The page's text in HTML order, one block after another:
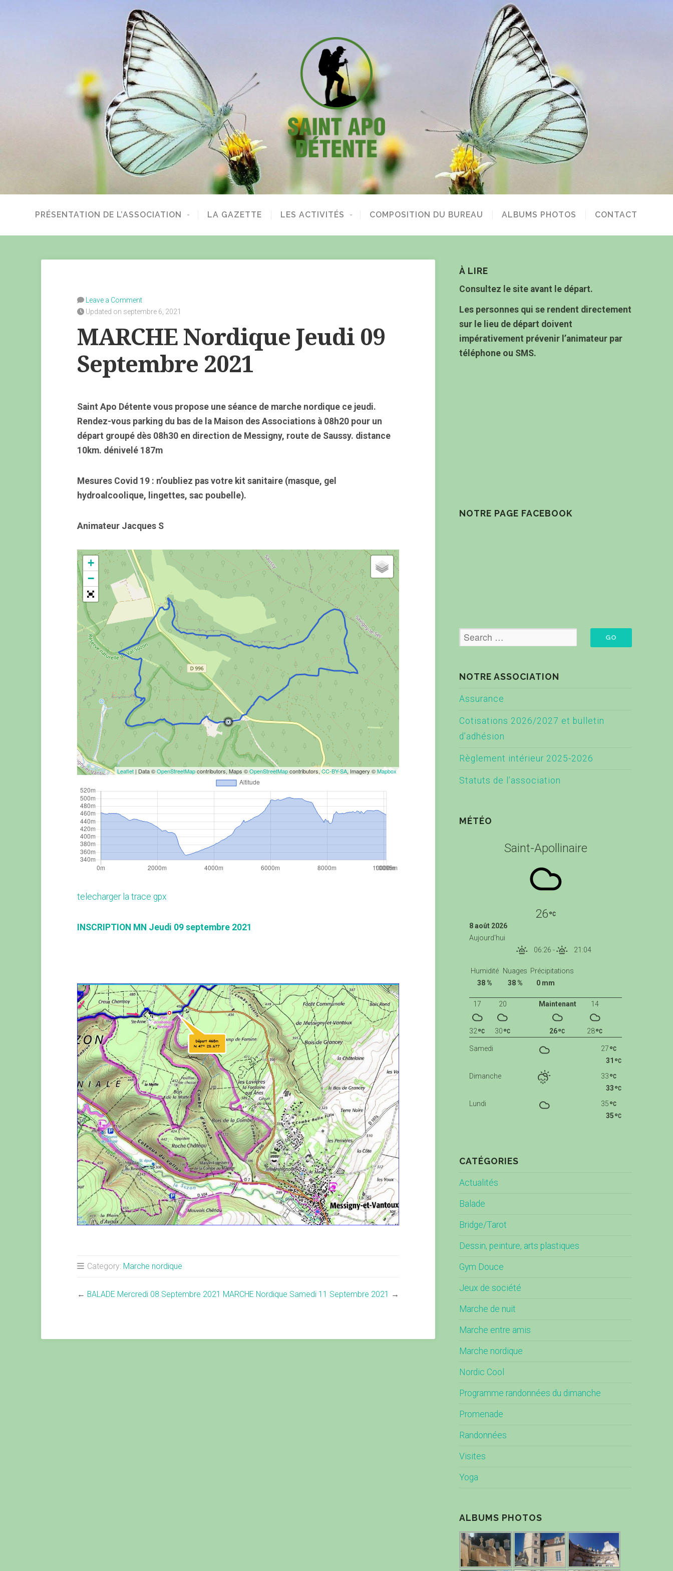
PRÉSENTATION DE L’ASSOCIATION LA GAZETTE LES ACTIVITÉS COMPOSITION DU BUREAU ALBUMS PHOTOS CONTACT
Leave a Comment
Updated on septembre 6, 2021
MARCHE Nordique Jeudi 09
Septembre 2021
Saint Apo Détente vous propose une séance de marche nordique ce jeudi.
Rendez-vous parking du bas de la Maison des Associations à 08h20 pour un
départ groupé dès 08h30 en direction de Messigny, route de Saussy. distance
10km. dénivelé 187m
Mesures Covid 19 : n’oubliez pas votre kit sanitaire (masque, gel
hydroalcoolique, lingettes, sac poubelle).
Animateur Jacques S
+
−
Leaflet | Data ©OpenStreetMapcontributors, Maps ©OpenStreetMapcontributors,CC-BY-SA, Imagery ©Mapbox
telecharger la trace gpx
INSCRIPTION MN Jeudi 09 septembre 2021
Category: Marche nordique
← BALADE Mercredi 08 Septembre 2021 MARCHE Nordique Samedi 11 Septembre 2021 →
À LIRE
Consultez le site avant le départ.
Les personnes qui se rendent directement
sur le lieu de départ doivent
impérativement prévenir l’animateur par
téléphone ou SMS.
NOTRE PAGE FACEBOOK
NOTRE ASSOCIATION
Assurance
Cotisations 2026/2027 et bulletin
d’adhésion
Règlement intérieur 2025-2026
Statuts de l’association
MÉTÉO
Saint-Apollinaire
26
8 août 2026
Aujourd'hui
06:26 - 21:04
Humidité
38 %
Nuages
38 %
Précipitations
0 mm
Maintenant
26
14
28
17
32
20
30
Samedi
27
31
Dimanche
33
33
Lundi
35
35
CATÉGORIES
Actualités
Balade
Bridge/Tarot
Dessin, peinture, arts plastiques
Gym Douce
Jeux de société
Marche de nuit
Marche entre amis
Marche nordique
Nordic Cool
Programme randonnées du dimanche
Promenade
Randonnées
Visites
Yoga
ALBUMS PHOTOS